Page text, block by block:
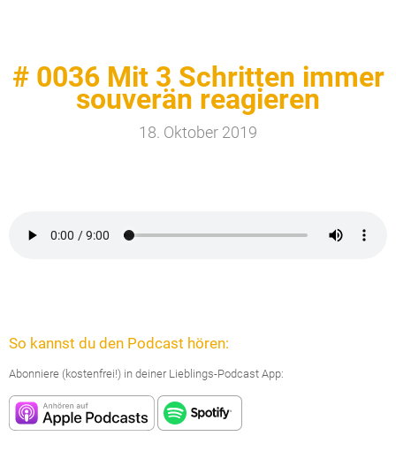
# 0036 Mit 3 Schritten immer
souverän reagieren
18. Oktober 2019
So kannst du den Podcast hören:
Abonniere (kostenfrei!) in deiner Lieblings-Podcast App: